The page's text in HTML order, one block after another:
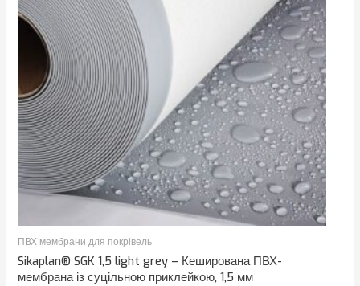
ПВХ мембрани для покрівель
Sikaplan® SGK 1,5 light grey – Кеширована ПВХ-
мембрана із суцільною приклейкою, 1,5 мм